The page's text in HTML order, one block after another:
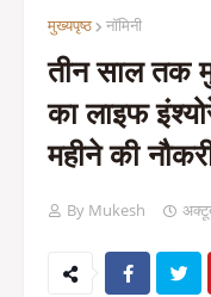
मुख्यपृष्ठ नॉमिनी
तीन साल तक
का लाइफ
महीने की
By Mukesh